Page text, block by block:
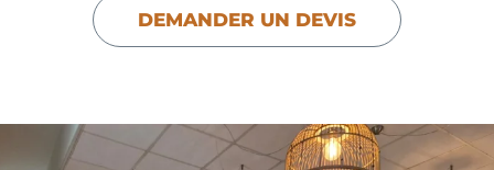
DEMANDER UN DEVIS